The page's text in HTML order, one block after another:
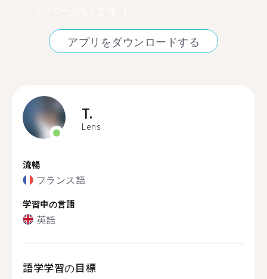
アプリをダウンロードする
T.
Lens
流暢
フランス語
学習中の言語
英語
語学学習の目標